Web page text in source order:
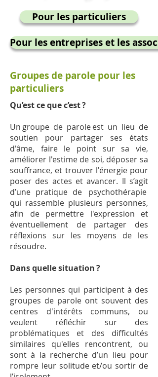
Pour les particuliers
Pour les entreprises et les
Groupes de parole pour les
particuliers
Qu’est ce que c’est ?
Un groupe de parole est un lieu de
soutien pour partager ses états
d'âme, faire le point sur sa vie,
améliorer l'estime de soi, déposer sa
souffrance, et trouver l'énergie pour
poser des actes et avancer. Il s’agit
d’une pratique de psychothérapie
qui rassemble plusieurs personnes,
afin de permettre l'expression et
éventuellement de partager des
réflexions sur les moyens de les
résoudre.
Dans quelle situation ?
Les personnes qui participent à des
groupes de parole ont souvent des
centres d'intérêts communs, ou
veulent réfléchir sur des
problématiques et des difficultés
similaires qu'elles rencontrent, ou
sont à la recherche d’un lieu pour
rompre leur solitude et/ou sortir de